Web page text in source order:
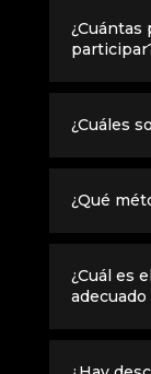
¿Cuántas
¿Cuáles
¿Qué
¿Cuál es